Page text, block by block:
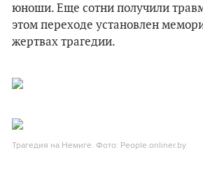
юноши. Еще сотни получили
этом переходе установлен
жертвах трагедии.
Трагедия на Немиге. Фото: People.onliner.by.